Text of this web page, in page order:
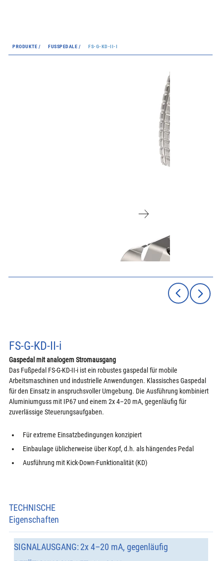
PRODUKTE / FUSSPEDALE / FS-G-KD-II-I
FS-G-KD-II-i
Gaspedal mit analogem Stromausgang
Das Fußpedal FS-G-KD-II-i ist ein robustes gaspedal für mobile
Arbeitsmaschinen und industrielle Anwendungen. Klassisches Gaspedal
für den Einsatz in anspruchsvoller Umgebung. Die Ausführung kombiniert
Aluminiumguss mit IP67 und einem 2x 4–20 mA, gegenläufig für
zuverlässige Steuerungsaufgaben.
Für extreme Einsatzbedingungen konzipiert
Einbaulage üblicherweise über Kopf, d.h. als hängendes Pedal
Ausführung mit Kick-Down-Funktionalität (KD)
TECHNISCHE
Eigenschaften
SIGNALAUSGANG: 2x 4–20 mA, gegenläufig